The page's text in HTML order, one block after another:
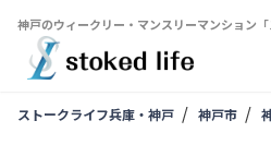
神戸のウィークリー・マンスリーマンション「
ストークライフ兵庫・神戸 神戸市